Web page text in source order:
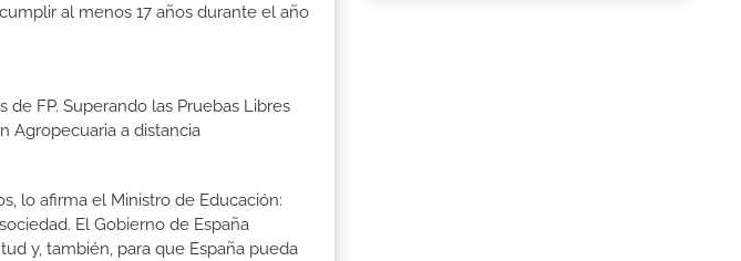
al menos 17 años durante el año
FP. Superando las Pruebas Libres
Agropecuaria a distancia
lo afirma el Ministro de Educación:
El Gobierno de España
y, también, para que España pueda